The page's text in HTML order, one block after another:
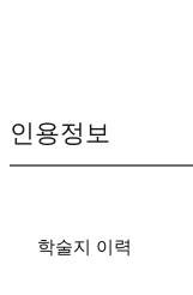
인용정보
학술지 이력